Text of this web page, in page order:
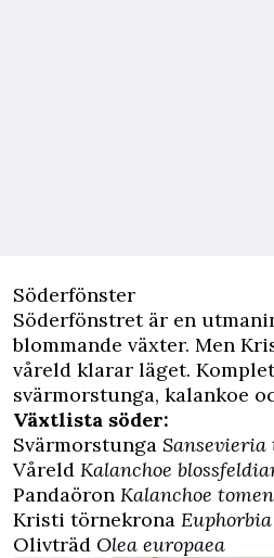
Söderfönster
Söderfönstret är en
blommande växter. Men
våreld klarar läget.
svärmorstunga, kalankoe
Växtlista söder:
Svärmorstunga
Våreld Kalanchoe
Pandaöron Kalanchoe
Kristi törnekrona
Olivträd Olea europaea